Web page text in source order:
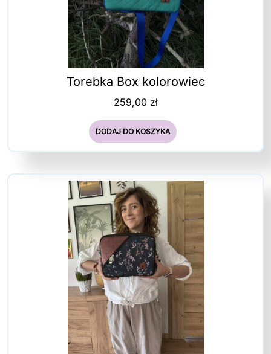
Torebka Box kolorowiec
259,00 zł
DODAJ DO KOSZYKA